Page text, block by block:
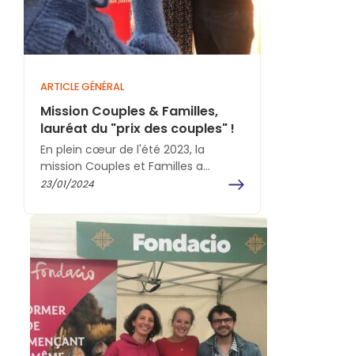
ARTICLE GÉNÉRAL
Mission Couples & Familles,
lauréat du "prix des couples" !
En plein cœur de l'été 2023, la
mission Couples et Familles a
déposé un projet dans le cadre d’un
23/01/2024